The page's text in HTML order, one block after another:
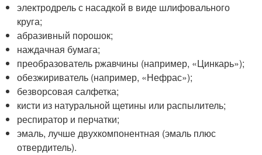
электродрель с насадкой в виде шлифовального
круга;
абразивный порошок;
наждачная бумага;
преобразователь ржавчины (например, «Цинкарь»);
обезжириватель (например, «Нефрас»);
безворсовая салфетка;
кисти из натуральной щетины или распылитель;
респиратор и перчатки;
эмаль, лучше двухкомпонентная (эмаль плюс
отвердитель).